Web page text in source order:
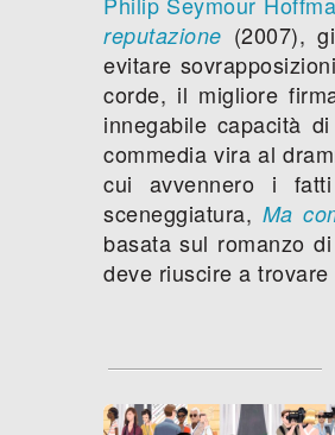
reputazione (2007),
evitare
corde, il migliore
innegabile capacità
commedia vira al
cui avvennero i
sceneggiatura, Ma
basata sul romanzo di
deve riuscire a